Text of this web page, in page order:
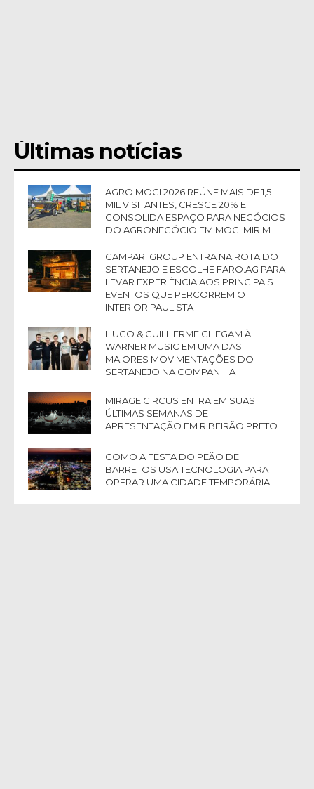
Últimas notícias
AGRO MOGI 2026 REÚNE MAIS DE 1,5
MIL VISITANTES, CRESCE 20% E
CONSOLIDA ESPAÇO PARA NEGÓCIOS
DO AGRONEGÓCIO EM MOGI MIRIM
CAMPARI GROUP ENTRA NA ROTA DO
SERTANEJO E ESCOLHE FARO.AG PARA
LEVAR EXPERIÊNCIA AOS PRINCIPAIS
EVENTOS QUE PERCORREM O
INTERIOR PAULISTA
HUGO & GUILHERME CHEGAM À
WARNER MUSIC EM UMA DAS
MAIORES MOVIMENTAÇÕES DO
SERTANEJO NA COMPANHIA
MIRAGE CIRCUS ENTRA EM SUAS
ÚLTIMAS SEMANAS DE
APRESENTAÇÃO EM RIBEIRÃO PRETO
COMO A FESTA DO PEÃO DE
BARRETOS USA TECNOLOGIA PARA
OPERAR UMA CIDADE TEMPORÁRIA